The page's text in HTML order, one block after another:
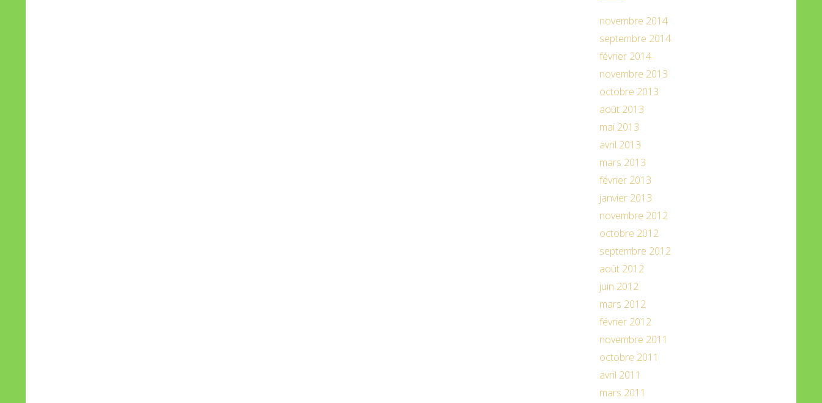
novembre 2014
septembre 2014
février 2014
novembre 2013
octobre 2013
août 2013
mai 2013
avril 2013
mars 2013
février 2013
janvier 2013
novembre 2012
octobre 2012
septembre 2012
août 2012
juin 2012
mars 2012
février 2012
novembre 2011
octobre 2011
avril 2011
mars 2011